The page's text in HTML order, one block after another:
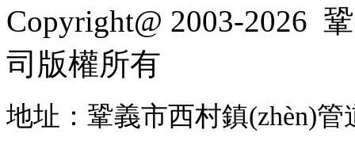
Copyright@ 2003-2026
司 版權所有
地址：鞏義市西村鎮(zhèn)